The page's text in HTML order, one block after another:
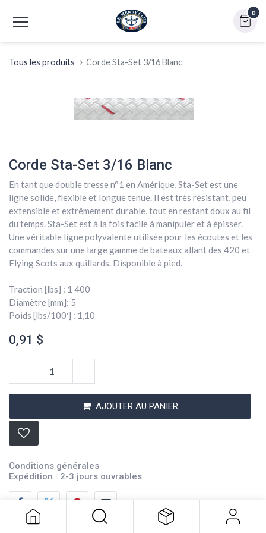
0
Tous les produits Corde Sta-Set 3/16 Blanc
Corde Sta-Set 3/16 Blanc
En tant que double tresse n°1 en Amérique, Sta-Set est une
ligne solide, flexible et longue tenue. Il est très résistant, peu
extensible et extrêmement durable, tout en restant doux au fil
du temps. Sta-Set est à la fois facile à manipuler et à épisser.
Une véritable ligne polyvalente utilisée pour les écoutes et les
commandes sur une large gamme de bateaux allant des 420 et
Flying Scots aux quillards. Disponible à pied.
Traction [lbs] : 1 400
Diamètre [mm]: 5
Poids [lbs/100′] : 1,10
0,91 $
AJOUTER AU PANIER
Conditions générales
Expédition : 2-3 jours ouvrables
Corde Sta-Set 3/16 Blanc
0,91